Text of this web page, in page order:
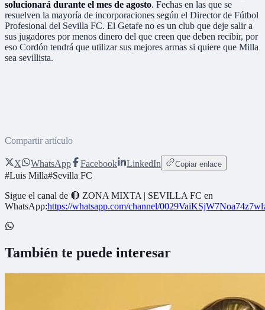
solucionará durante el mes de agosto. Fechas en las que se
resuelven la mayoría de incorporaciones según el Director de Fútbol
Profesional del Sevilla FC. El Getafe no es un club que deje salir a
sus jugadores por menos dinero del que creen que deben recibir, por
eso Cordón tendrá que utilizar sus mejores armas si quiere que Milla
sea sevillista.
Compartir artículo
X WhatsApp Facebook LinkedIn Copiar enlace
#Luis Milla#Sevilla FC
Sigue el canal de 🔴 ZONA MIXTA | SEVILLA FC en
WhatsApp:https://whatsapp.com/channel/
También te puede interesar